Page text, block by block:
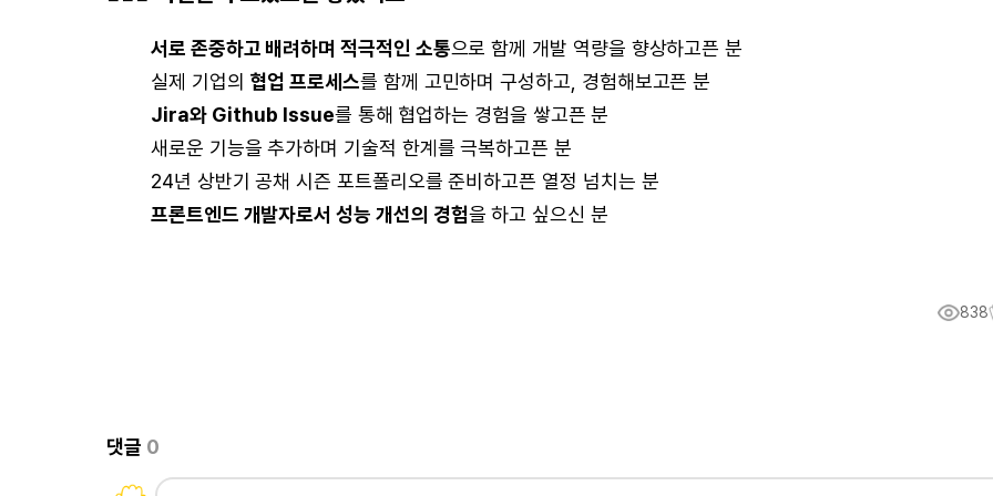
서로 존중하고 배려하며 적극적인 소통으로 함께 개발 역량을 향상하고픈 분
실제 기업의 협업 프로세스를 함께 고민하며 구성하고, 경험해보고픈 분
Jira와 Github Issue를 통해 협업하는 경험을 쌓고픈 분
새로운 기능을 추가하며 기술적 한계를 극복하고픈 분
24년 상반기 공채 시즌 포트폴리오를 준비하고픈 열정 넘치는 분
프론트엔드 개발자로서 성능 개선의 경험을 하고 싶으신 분
838
댓글 0